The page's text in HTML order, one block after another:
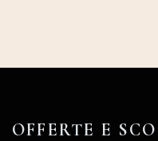
OFFERTE E